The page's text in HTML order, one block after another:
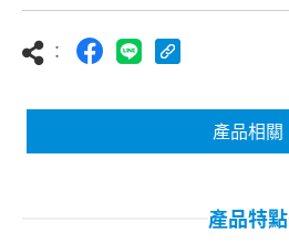
：
產品相關
產品特點